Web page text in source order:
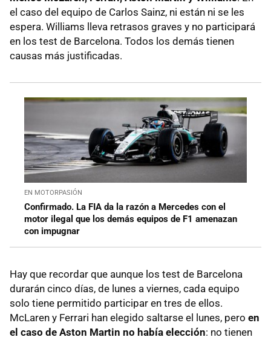
el caso del equipo de Carlos Sainz, ni están ni se les
espera. Williams lleva retrasos graves y no participará
en los test de Barcelona. Todos los demás tienen
causas más justificadas.
EN MOTORPASIÓN
Confirmado. La FIA da la razón a Mercedes con el
motor ilegal que los demás equipos de F1 amenazan
con impugnar
Hay que recordar que aunque los test de Barcelona
durarán cinco días, de lunes a viernes, cada equipo
solo tiene permitido participar en tres de ellos.
McLaren y Ferrari han elegido saltarse el lunes, pero en
el caso de Aston Martin no había elección: no tienen